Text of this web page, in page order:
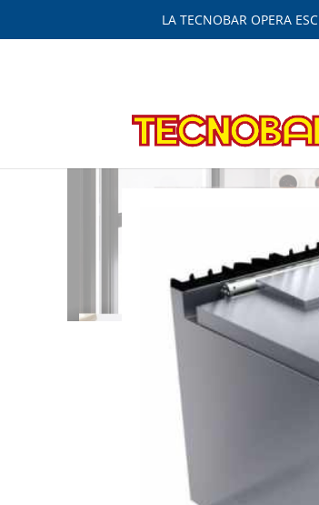
LA TECNOBAR OPERA